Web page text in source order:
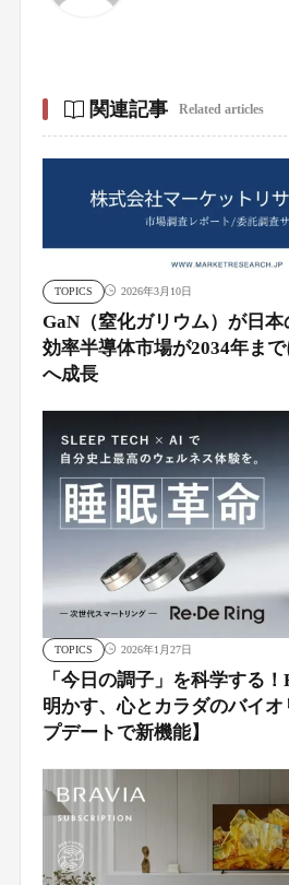
関連記事 Related articles
TOPICS 2026年3月10日
GaN（窒化ガリウム）が日
効率半導体市場が2034年ま
へ成長
TOPICS 2026年1月27日
「今日の調子」を科学する
明かす、心とカラダのバイ
プデートで新機能】